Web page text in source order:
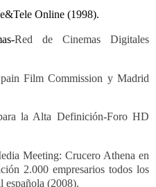
Online (1998).
Red de Cinemas Digitales
Film Commission y Madrid
la Alta Definición-Foro HD
Meeting: Crucero Athena en
2.000 empresarios todos los
española (2008).